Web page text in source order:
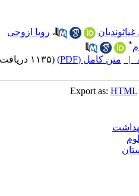
،رویا ازوجی
متن کامل (PDF) (۱۱۳۵ دریافت)
Export as: